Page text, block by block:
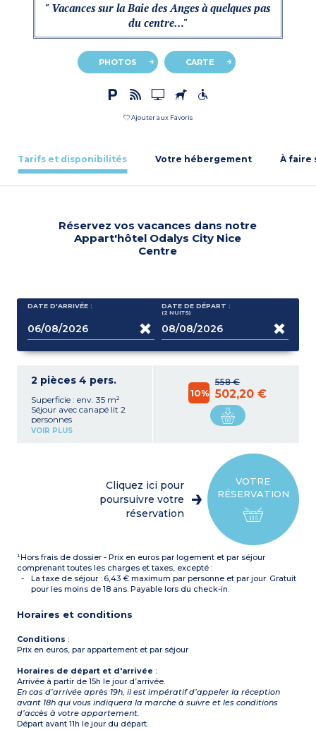
" Vacances sur la Baie des Anges à quelques pas
du centre…"
PHOTOS CARTE
Ajouter aux Favoris
Tarifs et disponibilités Votre hébergement À faire
Réservez vos vacances dans notre
Appart'hôtel Odalys City Nice
Centre
DATE D'ARRIVÉE : DATE DE DÉPART :
(2 NUITS)
2 pièces 4 pers.
Superficie : env. 35 m²
Séjour avec canapé lit 2
personnes
Chambre avec 2 lits
(réfrigérateur, plaque
vitrocéramique, micro-
ondes, lave-vaisselle)
Salle de bain avec WC ou
VOIR PLUS
558 €
10% 502,20 €
VOTRE
RÉSERVATION
Cliquez ici pour
poursuivre votre
réservation
¹Hors frais de dossier - Prix en euros par logement et par séjour
comprenant toutes les charges et taxes, excepté :
La taxe de séjour : 6,43 € maximum par personne et par jour. Gratuit
pour les moins de 18 ans. Payable lors du check-in.
Horaires et conditions
Conditions :
Prix en euros, par appartement et par séjour
Horaires de départ et d'arrivée :
Arrivée à partir de 15h le jour d’arrivée.
En cas d’arrivée après 19h, il est impératif d’appeler la réception
avant 18h qui vous indiquera la marche à suivre et les conditions
d’accès à votre appartement.
Départ avant 11h le jour du départ.